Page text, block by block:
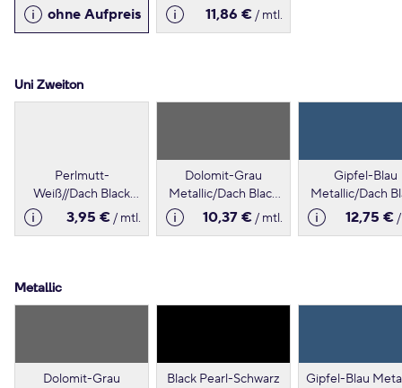
ohne Aufpreis 11,86 €/ mtl.
Uni Zweiton
Perlmutt-
Weiß//Dach Black
Pearl-Schwarz
3,95 €/ mtl.
Dolomit-Grau
Metallic/Dach Black
Pearl-Schwarz
10,37 €/ mtl.
Gipfel-Blau
Metallic/Dach
Pearl-12,75 €
Metallic
Dolomit-Grau
Black Pearl-Schwarz
Gipfel-Blau